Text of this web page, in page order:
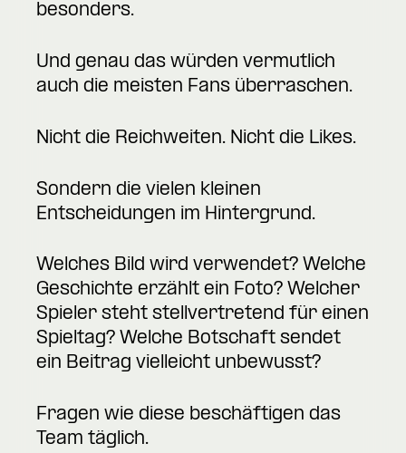
besonders.
Und genau das würden vermutlich
auch die meisten Fans überraschen.
Nicht die Reichweiten. Nicht die Likes.
Sondern die vielen kleinen
Entscheidungen im Hintergrund.
Welches Bild wird verwendet? Welche
Geschichte erzählt ein Foto? Welcher
Spieler steht stellvertretend für einen
Spieltag? Welche Botschaft sendet
ein Beitrag vielleicht unbewusst?
Fragen wie diese beschäftigen das
Team täglich.